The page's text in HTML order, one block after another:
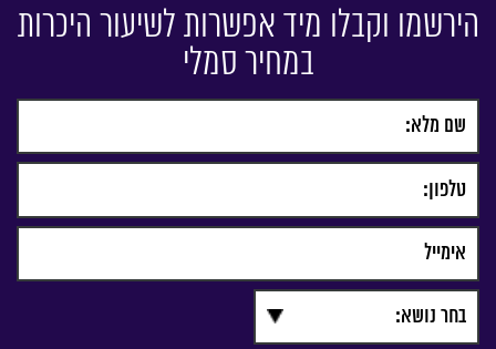
הירשמו וקבלו מיד אפשרות לשיעור היכרות
במחיר סמלי